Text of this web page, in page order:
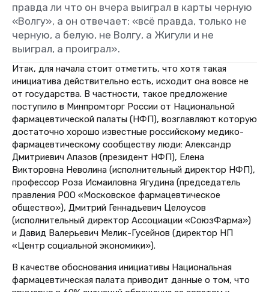
правда ли что он вчера выиграл в карты черную
«Волгу», а он отвечает: «всё правда, только не
черную, а белую, не Волгу, а Жигули и не
выиграл, а проиграл».
Итак, для начала стоит отметить, что хотя такая
инициатива действительно есть, исходит она вовсе не
от государства. В частности, такое предложение
поступило в Минпромторг России от Национальной
фармацевтической палаты (НФП), возглавляют которую
достаточно хорошо известные российскому медико-
фармацевтическому сообществу люди: Александр
Дмитриевич Апазов (президент НФП), Елена
Викторовна Неволина (исполнительный директор НФП),
профессор Роза Исмаиловна Ягудина (председатель
правления РОО «Московское фармацевтическое
общество»), Дмитрий Геннадьевич Целоусов
(исполнительный директор Ассоциации «СоюзФарма»)
и Давид Валерьевич Мелик-Гусейнов (директор НП
«Центр социальной экономики»).
В качестве обоснования инициативы Национальная
фармацевтическая палата приводит данные о том, что